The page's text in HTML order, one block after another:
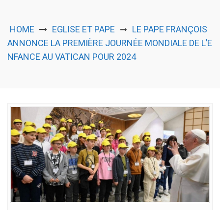
HOME EGLISE ET PAPE ➞ LE PAPE FRANÇOIS
ANNONCE LA PREMIÈRE JOURNÉE MONDIALE DE L’E
NFANCE AU VATICAN POUR 2024